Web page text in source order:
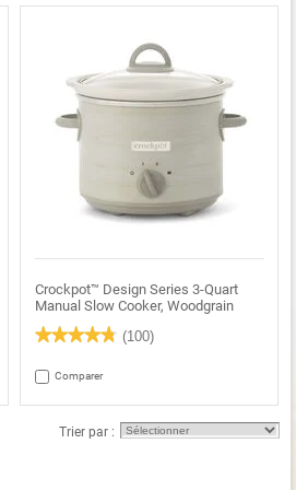
Crockpot™ Design Series 3-Quart
Manual Slow Cooker, Woodgrain
★★★★★
★★★★★
étoile(s)
sur
(100)
Comparer
Trier par :